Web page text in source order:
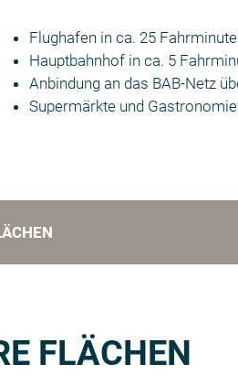
Flughafen in ca. 25
Hauptbahnhof in ca. 5
Anbindung an das BAB-Netz
Supermärkte und
FLÄCHEN